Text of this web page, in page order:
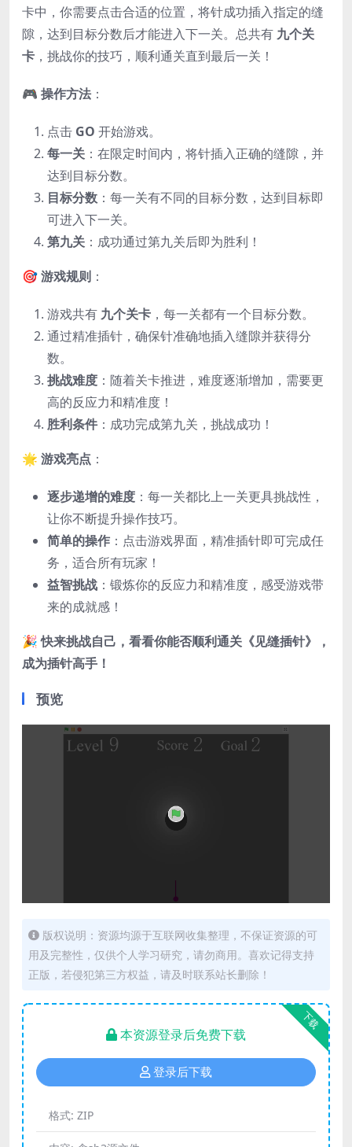
卡中，你需要点击合适的位置，将针成功插入指定的缝
隙，达到目标分数后才能进入下一关。总共有 九个关
卡 ，挑战你的技巧，顺利通关直到最后一关！
🎮 操作方法 ：
点击 GO 开始游戏。
每一关 ：在限定时间内，将针插入正确的缝隙，并
达到目标分数。
目标分数 ：每一关有不同的目标分数，达到目标即
可进入下一关。
第九关 ：成功通过第九关后即为胜利！
🎯游戏规则 ：
游戏共有 九个关卡 ，每一关都有一个目标分数。
通过精准插针，确保针准确地插入缝隙并获得分
数。
挑战难度 ：随着关卡推进，难度逐渐增加，需要更
高的反应力和精准度！
胜利条件 ：成功完成第九关，挑战成功！
🌟 游戏亮点 ：
逐步递增的难度 ：每一关都比上一关更具挑战性，
让你不断提升操作技巧。
简单的操作 ：点击游戏界面，精准插针即可完成任
务，适合所有玩家！
益智挑战 ：锻炼你的反应力和精准度，感受游戏带
来的成就感！
🎉快来挑战自己，看看你能否顺利通关《见缝插针》，
成为插针高手！
预览
版权说明：资源均源于互联网收集整理，不保证资源的可
用及完整性，仅供个人学习研究，请勿商用。喜欢记得支持
正版，若侵犯第三方权益，请及时联系站长删除！
下载
本资源登录后免费下载
登录后下载
格式: ZIP